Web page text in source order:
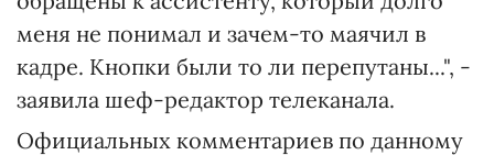
меня не понимал и зачем-то маячил в
кадре. Кнопки были то ли перепутаны...", -
заявила шеф-редактор телеканала.
Официальных комментариев по данному